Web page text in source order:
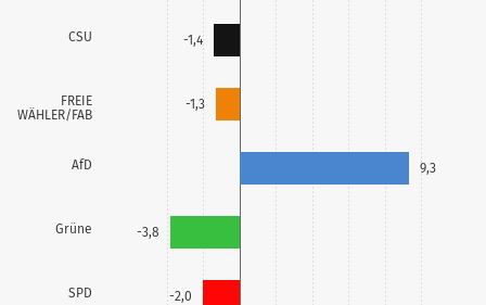
CSU
FREIE
WÄHLER/FAB
AfD
Grüne
SPD
-1,4
-1,3
9,3
-3,8
-2,0